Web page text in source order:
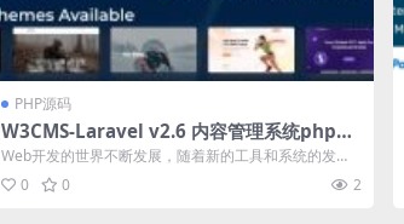
PHP源码
W3CMS-Laravel v2.6 内容管理系统php源
码下载
Web开发的世界不断发展，随着新的工具和系统的发
展，可以增强开发人员和用户体验。...
0 0 2